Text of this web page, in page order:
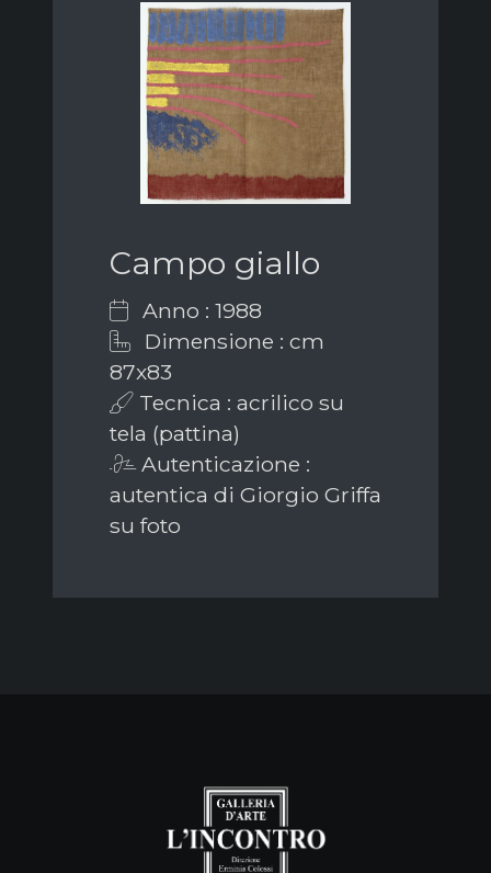
Campo giallo
Anno : 1988
Dimensione : cm
87x83
Tecnica : acrilico su
tela (pattina)
Autenticazione :
autentica di Giorgio Griffa
su foto